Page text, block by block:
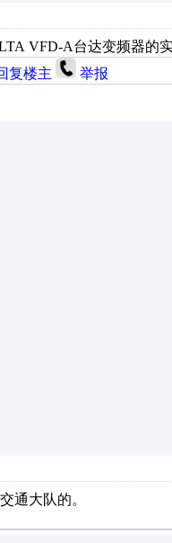
VFD-A台达变频器的
复楼主 举报
通大队的。